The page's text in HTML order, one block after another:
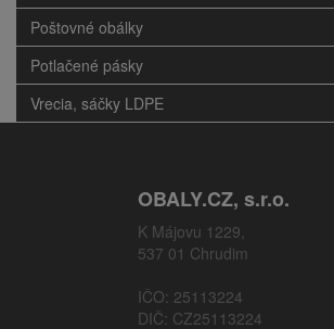
Poštovné obálky
Potlačené pásky
Vrecia, sáčky LDPE
OBALY.CZ, s.r.o.
K Májovu 1229,
537 01 Chrudim
IČO: 25113224
DIČ: CZ25113224